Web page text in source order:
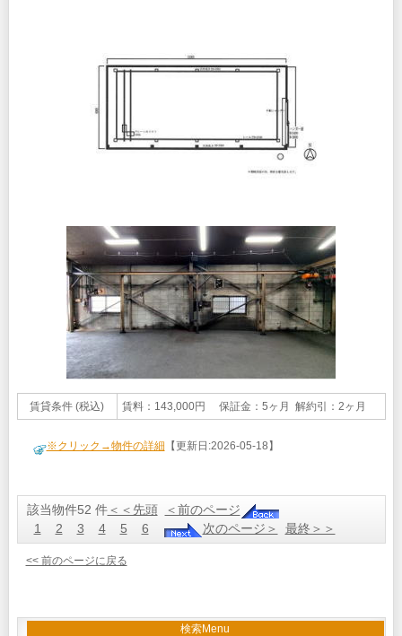
賃貸条件 (税込) 賃料：143,000円 保証金：5ヶ月 解約引：2ヶ月
※クリック→物件の詳細 【更新日:2026-05-18】
該当物件52 件＜＜先頭
＜前のページ
1
2 3 4 5 6 次のページ＞ 最終＞＞
<< 前のページに戻る
検索Menu